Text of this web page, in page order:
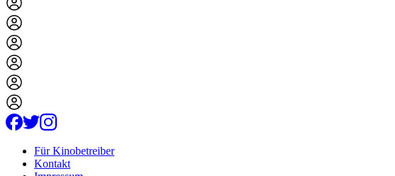
Für Kinobetreiber
Kontakt